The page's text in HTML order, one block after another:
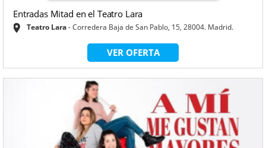
Entradas Mitad en el Teatro Lara
Teatro Lara Corredera Baja de San Pablo, 15, 28004. Madrid.
VER OFERTA